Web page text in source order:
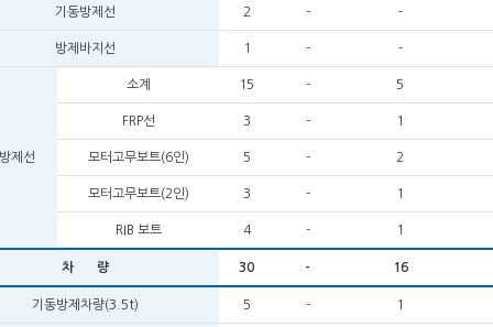
기동방제선 2 - -
방제바지선 1 - -
제선
소계 15 - 5
FRP선 3 - 1
모터고무보트(6인) 5 - 2
모터고무보트(2인) 3 - 1
RIB 보트 4 - 1
차 량 30 - 16
기동방제차량(3.5t) 5 - 1